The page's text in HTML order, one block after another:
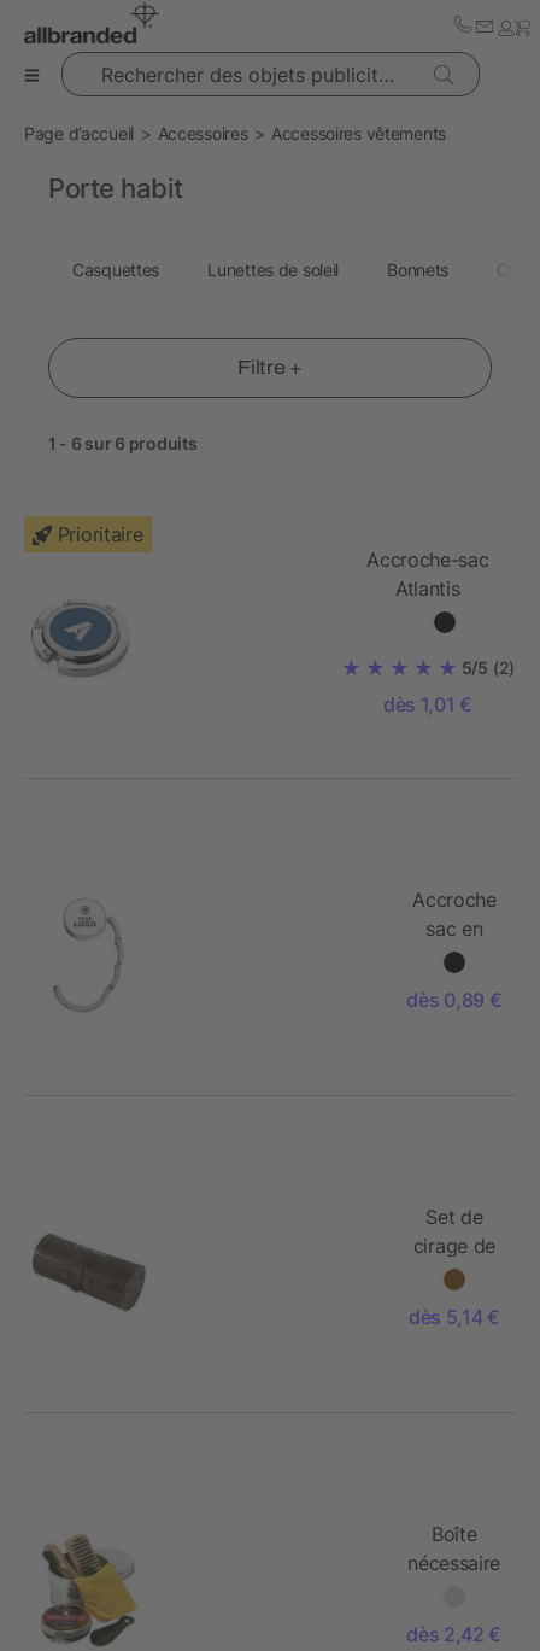
Rechercher des objets publicitaires
Page d’accueil Accessoires Accessoires vêtements
Filtre +
1 - 6 sur 6 produits
Prioritaire
Accroche-sac
Atlantis
5/5 (2)
dès 1,01 €
Accroche
sac en
métal
dès 0,89 €
Set de
cirage de
5 pièces
dès 5,14 €
Boîte
nécessaire
chaussures
dès 2,42 €
Porte habit
Casquettes Lunettes de soleil Bonnets